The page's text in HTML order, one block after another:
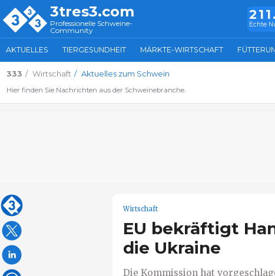
3tres3.com
Professionelle Schweine-
Community
Echte
AKTUELLES TIERGESUNDHEIT MÄRKTE-WIRTSCHAFT
333 Wirtschaft Aktuelles zum Schwein
Hier finden Sie Nachrichten aus der Schweinebranche.
Wirtschaft
EU bekräftigt
die Ukraine
Die Kommission hat